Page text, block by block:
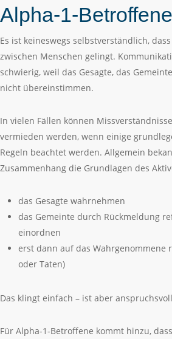
Alpha-1-Betroffene
Es ist keineswegs selbstverständlich,
zwischen Menschen gelingt.
schwierig, weil das Gesagte, das
nicht übereinstimmen.
In vielen Fällen können
vermieden werden, wenn einige
Regeln beachtet werden. Allgemein
Zusammenhang die Grundlagen des
das Gesagte wahrnehmen
das Gemeinte durch Rückmeldung
einordnen
erst dann auf das Wahrgenommene
oder Taten)
Das klingt einfach – ist aber
Für Alpha-1-Betroffene kommt hinzu,